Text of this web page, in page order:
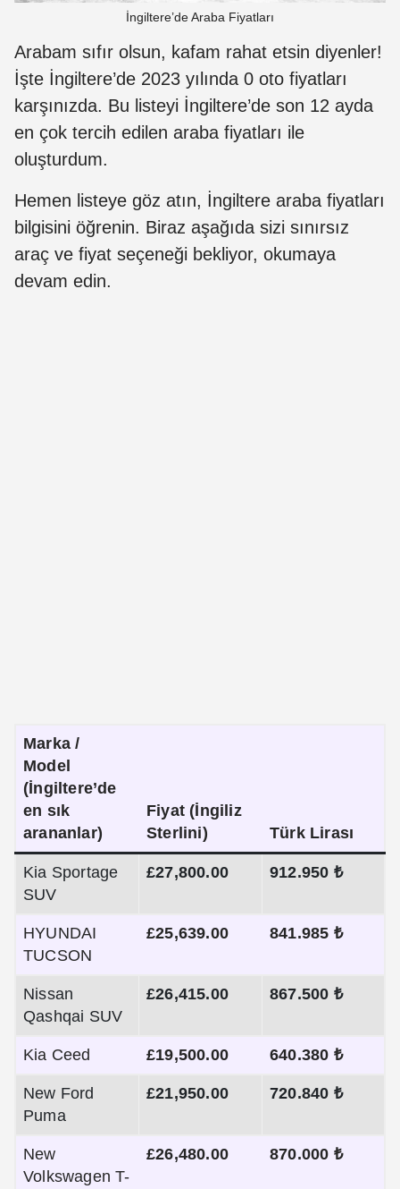
İngiltere’de Araba Fiyatları
Arabam sıfır olsun, kafam rahat etsin diyenler!
İşte İngiltere’de 2023 yılında 0 oto fiyatları
karşınızda. Bu listeyi İngiltere’de son 12 ayda
en çok tercih edilen araba fiyatları ile
oluşturdum.
Hemen listeye göz atın, İngiltere araba fiyatları
bilgisini öğrenin. Biraz aşağıda sizi sınırsız
araç ve fiyat seçeneği bekliyor, okumaya
devam edin.
Marka /
Model
(İngiltere’de
en sık
arananlar)
Fiyat (İngiliz
Sterlini)
Türk Lirası
Kia Sportage
SUV
£27,800.00 912.950 ₺
HYUNDAI
TUCSON
£25,639.00 841.985 ₺
Nissan
Qashqai SUV
£26,415.00 867.500 ₺
Kia Ceed £19,500.00 640.380 ₺
New Ford
Puma
£21,950.00 720.840 ₺
New
Volkswagen T-
£26,480.00 870.000 ₺